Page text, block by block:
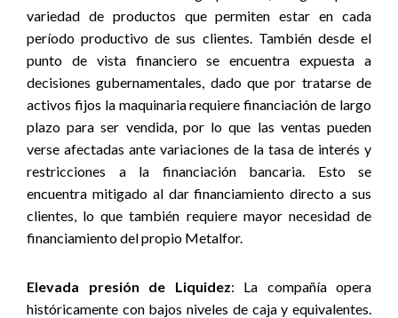
variedad de productos que permiten estar en cada
período productivo de sus clientes. También desde el
punto de vista financiero se encuentra expuesta a
decisiones gubernamentales, dado que por tratarse de
activos fijos la maquinaria requiere financiación de largo
plazo para ser vendida, por lo que las ventas pueden
verse afectadas ante variaciones de la tasa de interés y
restricciones a la financiación bancaria. Esto se
encuentra mitigado al dar financiamiento directo a sus
clientes, lo que también requiere mayor necesidad de
financiamiento del propio Metalfor.
Elevada presión de Liquidez: La compañía opera
históricamente con bajos niveles de caja y equivalentes.